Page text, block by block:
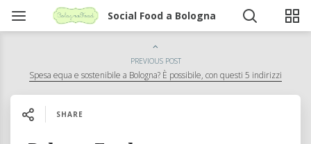
Social Food a Bologna
PREVIOUS POST
Spesa equa e sostenibile a Bologna? È possibile, con questi 5 indirizzi
SHARE